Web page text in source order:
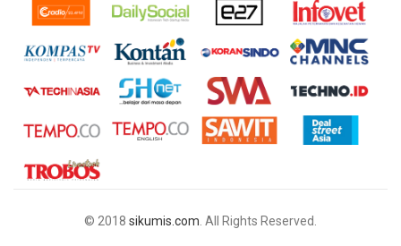
© 2018 sikumis.com . All Rights Reserved.